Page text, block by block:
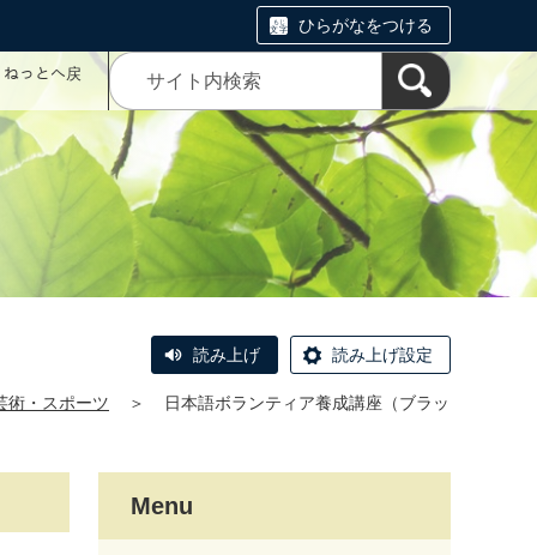
ひらがなをつける
っとへ戻
読み上げ 読み上げ設定
術・スポーツ ＞ 日本語ボランティア養成講座（ブラッ
Menu